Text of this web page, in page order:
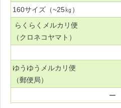
160サイズ（~25㎏）
らくらくメルカリ便
（クロネコヤマト）
ゆうゆうメルカリ便
（郵便局）
ー